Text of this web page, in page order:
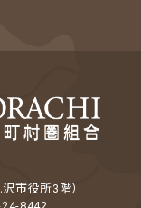
市役所3階）